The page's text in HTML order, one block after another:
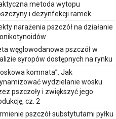
metoda wytopu
i dezynfekcji ramek
narażenia pszczół na działanie
węglowodanowa pszczół w
syropów dostępnych na rynku
komnata”. Jak
wydzielanie wosku
pszczoły i zwiększyć jego
cz. 2
pszczół substytutami pyłku